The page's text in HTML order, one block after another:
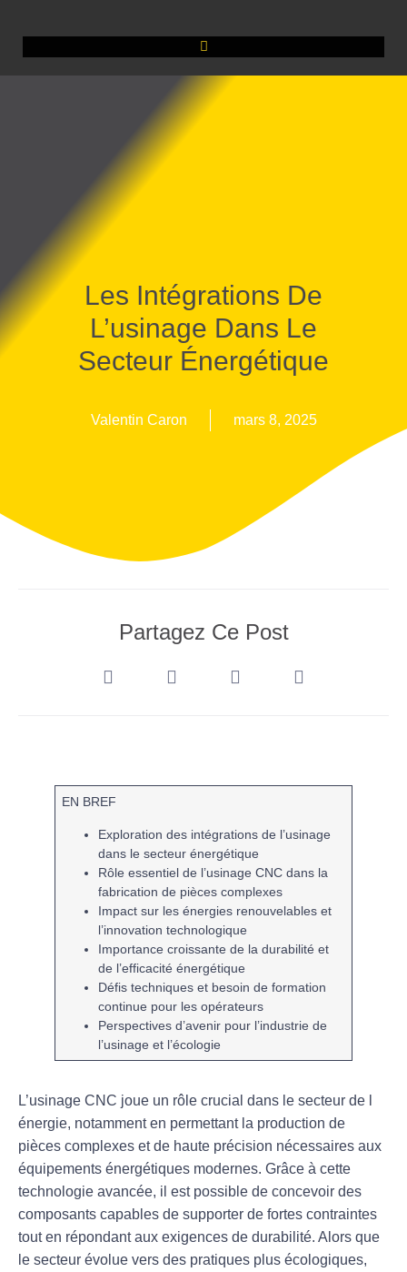
Les Intégrations De
L’usinage Dans Le
Secteur Énergétique
Valentin Caron mars 8, 2025
Partagez Ce Post
EN BREF
Exploration des intégrations de l’usinage
dans le secteurénergétique
Rôle essentiel de l’usinage CNC dans la
fabrication de pièces complexes
Impact sur lesénergies renouvelables et
l’innovation technologique
Importance croissante de ladurabilité et
de l’efficacité énergétique
Défis techniques et besoin deformation
continue pour les opérateurs
Perspectives d’avenir pour l’industrie de
l’usinage et l’écologie
L’usinage CNC joue un rôle crucial dans le secteur de l
énergie, notamment en permettant la production de
pièces complexes et de haute précision nécessaires aux
équipements énergétiques modernes. Grâce à cette
technologie avancée, il est possible de concevoir des
composants capables de supporter de fortes contraintes
tout en répondant aux exigences de durabilité. Alors que
le secteur évolue vers des pratiques plus écologiques,